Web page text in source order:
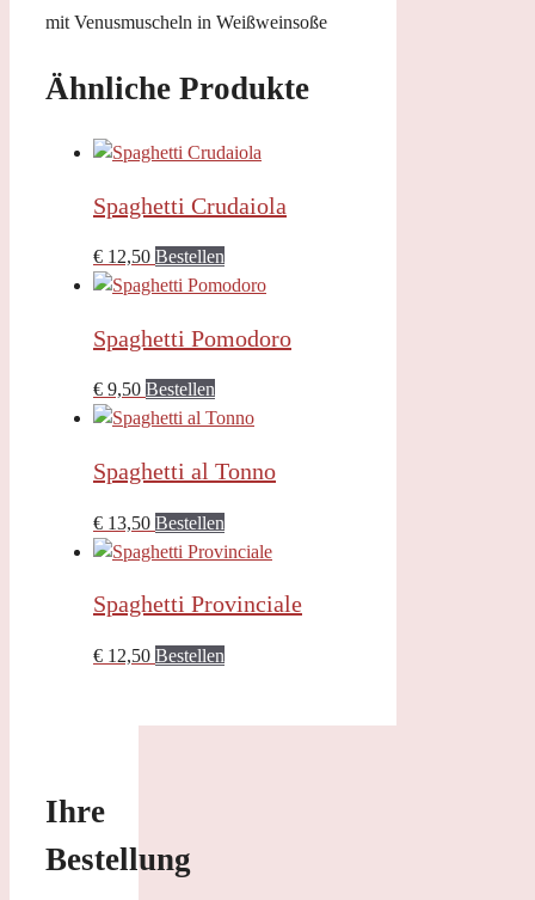
mit Venusmuscheln in Weißweinsoße
Ähnliche Produkte
Spaghetti Crudaiola
€ 12,50 Bestellen
Spaghetti Pomodoro
€ 9,50 Bestellen
Spaghetti al Tonno
€ 13,50 Bestellen
Spaghetti Provinciale
€ 12,50 Bestellen
Ihre
Bestellung